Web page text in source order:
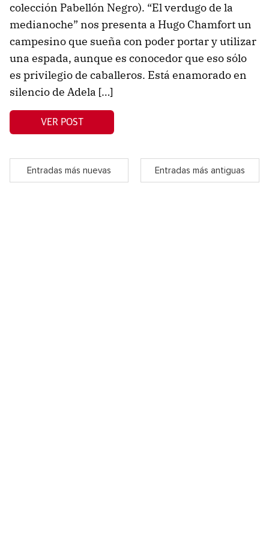
colección Pabellón Negro). “El verdugo de la
medianoche” nos presenta a Hugo Chamfort un
campesino que sueña con poder portar y utilizar
una espada, aunque es conocedor que eso sólo
es privilegio de caballeros. Está enamorado en
silencio de Adela […]
VER POST
Entradas más nuevas Entradas más antiguas